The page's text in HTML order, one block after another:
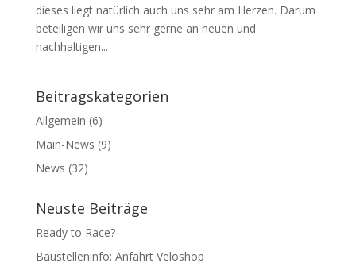
dieses liegt natürlich auch uns sehr am Herzen. Darum
beteiligen wir uns sehr gerne an neuen und
nachhaltigen...
Beitragskategorien
Allgemein (6)
Main-News (9)
News (32)
Neuste Beiträge
Ready to Race?
Baustelleninfo: Anfahrt Veloshop